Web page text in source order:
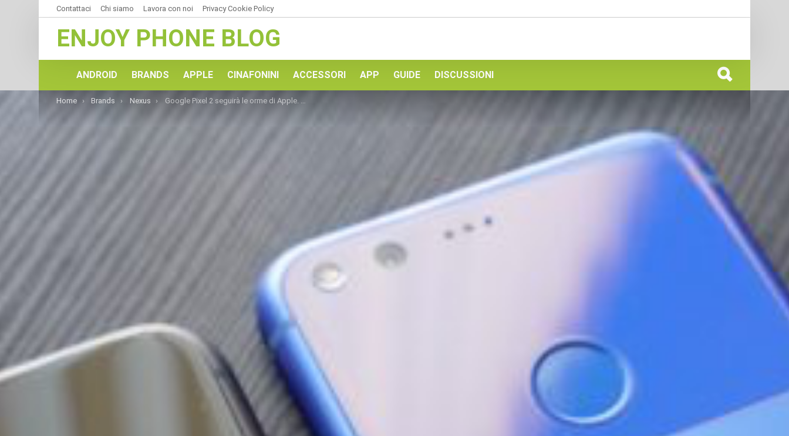
Contattaci Chi siamo Lavora con noi Privacy Cookie Policy
ENJOY PHONE BLOG
ANDROID BRANDS APPLE CINAFONINI ACCESSORI APP GUIDE DISCUSSIONI
You are here:
Home Brands Nexus Google Pixel 2 seguirà le orme di Apple. Ecco la scelta che farà storcere il naso a diversi utenti